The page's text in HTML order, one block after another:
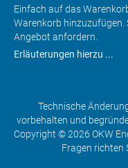
Einfach auf das
Warenkorb hinzuzufügen.
Angebot anfordern.
Erläuterungen hierzu ...
Technische
vorbehalten und
Copyright © 2026 OKW
Fragen richten